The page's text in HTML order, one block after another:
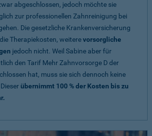
abgeschlossen, jedoch möchte sie
zur professionellen Zahnreinigung bei
Die gesetzliche Krankenversicherung
Therapiekosten, weiterevorsorgliche
jedoch nicht. Weil Sabine aber für
den Tarif Mehr Zahnvorsorge D der
hat, muss sie sich dennoch keine
übernimmt 100 % der Kosten bis zu